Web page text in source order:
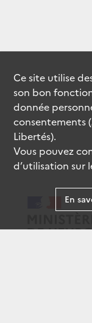
Ce site utilise
son bon
donnée
consentements
Libertés).
Vous pouvez
d’utilisation sur
En